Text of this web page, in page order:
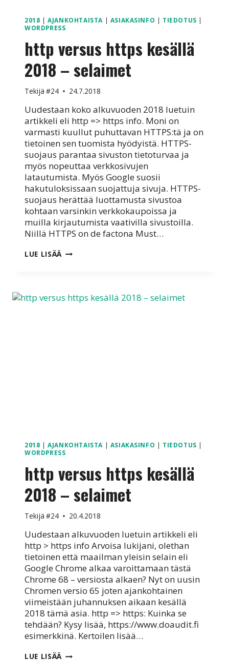
2018 |AJANKOHTAISTA | ASIAKASINFO | TIEDOTUS |
WORDPRESS
http versus https kesällä
2018 – selaimet
Tekijä #24 24.7.2018
Uudestaan koko alkuvuoden 2018 luetuin
artikkeli eli http => https info. Moni on
varmasti kuullut puhuttavan HTTPS:tä ja on
tietoinen sen tuomista hyödyistä. HTTPS-
suojaus parantaa sivuston tietoturvaa ja
myös nopeuttaa verkkosivujen
latautumista. Myös Google suosii
hakutuloksissaan suojattuja sivuja. HTTPS-
suojaus herättää luottamusta sivustoa
kohtaan varsinkin verkkokaupoissa ja
muilla kirjautumista vaativilla sivustoilla.
Niillä HTTPS on de factona Must…
LUE LISÄÄ HTTP
–
SELAIMET
2018 |AJANKOHTAISTA | ASIAKASINFO | TIEDOTUS |
WORDPRESS
http versus https kesällä
2018 – selaimet
Tekijä #24 20.4.2018
Uudestaan alkuvuoden luetuin artikkeli eli
http > https info Arvoisa lukijani, olethan
tietoinen että maailman yleisin selain eli
Google Chrome alkaa varoittamaan tästä
Chrome 68 – versiosta alkaen? Nyt on uusin
Chromen versio 65 joten ajankohtainen
viimeistään juhannuksen aikaan kesällä
2018 tämä asia. http => https: Kuinka se
tehdään? Kysy lisää, https://www.doaudit.fi
esimerkkinä. Kertoilen lisää…
LUE LISÄÄ HTTP